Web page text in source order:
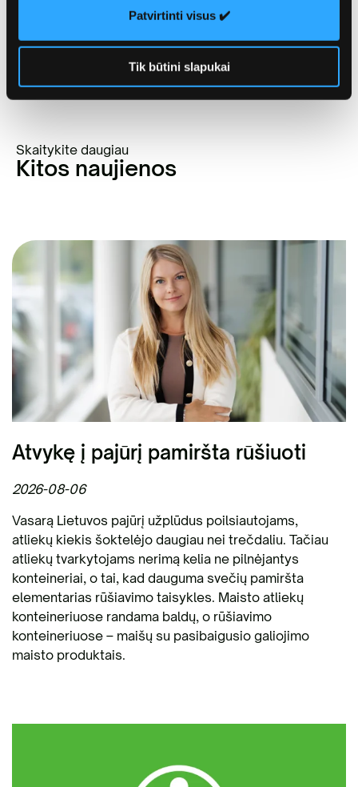
Patvirtinti visus ✔️
Tik būtini slapukai
gali daryti realius pokyčius – kartais užtenka tik vieno
papildomo žingsnio, kad atlieka taptų žaliava, o ne
Skaitykite daugiau
Kitos naujienos
Atvykę į pajūrį pamiršta rūšiuoti
2026-08-06
Vasarą Lietuvos pajūrį užplūdus poilsiautojams,
atliekų kiekis šoktelėjo daugiau nei trečdaliu. Tačiau
atliekų tvarkytojams nerimą kelia ne pilnėjantys
konteineriai, o tai, kad dauguma svečių pamiršta
elementarias rūšiavimo taisykles. Maisto atliekų
konteineriuose randama baldų, o rūšiavimo
konteineriuose – maišų su pasibaigusio galiojimo
maisto produktais.